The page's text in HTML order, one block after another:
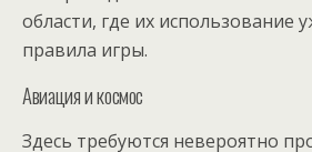
области, где их использование
правила игры.
Авиация и космос
Здесь требуются невероятно